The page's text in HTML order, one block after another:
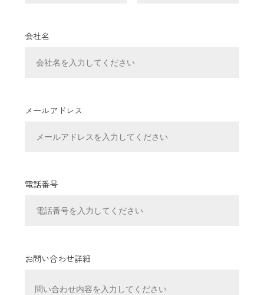
会社名
メールアドレス
電話番号
お問い合わせ詳細